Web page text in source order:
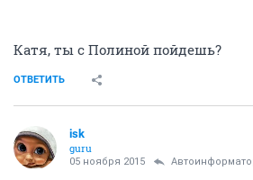
Катя, ты с Полиной пойдешь?
ОТВЕТИТЬ
isk
guru
05 ноября 2015